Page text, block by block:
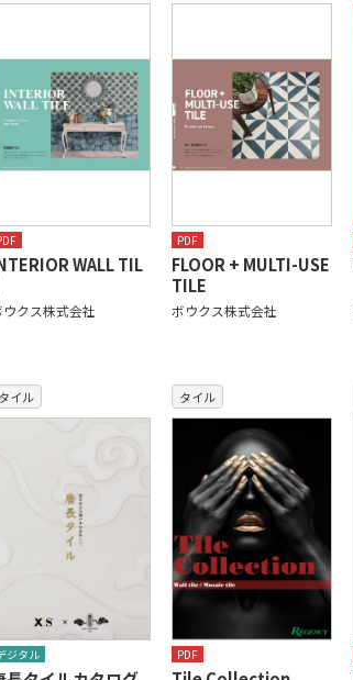
WALL TIL
ウクス株式会社
PDF
FLOOR + MULTI-USE
TILE
ボウクス株式会社
タイル
ジタル
タイル
PDF